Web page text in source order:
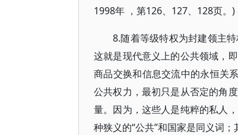
1998年 ，第126、127、128页。)
8.随着等级特权为封建领主
这就是现代意义上的公共领域，
商品交换和信息交流中的永恒关
公共权力，最初只是从否定的角
量。因为，这些人是纯粹的私人
种狭义的“公共”和国家是同义词